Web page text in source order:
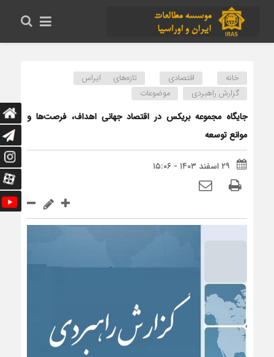
خانه اقتصادی
تازه‌های ایراس
گزارش راهبردی
موضوعات
جایگاه مجموعه بریکس در اقتصاد جهانی اهداف، فرصت‌ها و
موانع توسعه
۲۹ اسفند ۱۴۰۳ - ۱۵:۰۶